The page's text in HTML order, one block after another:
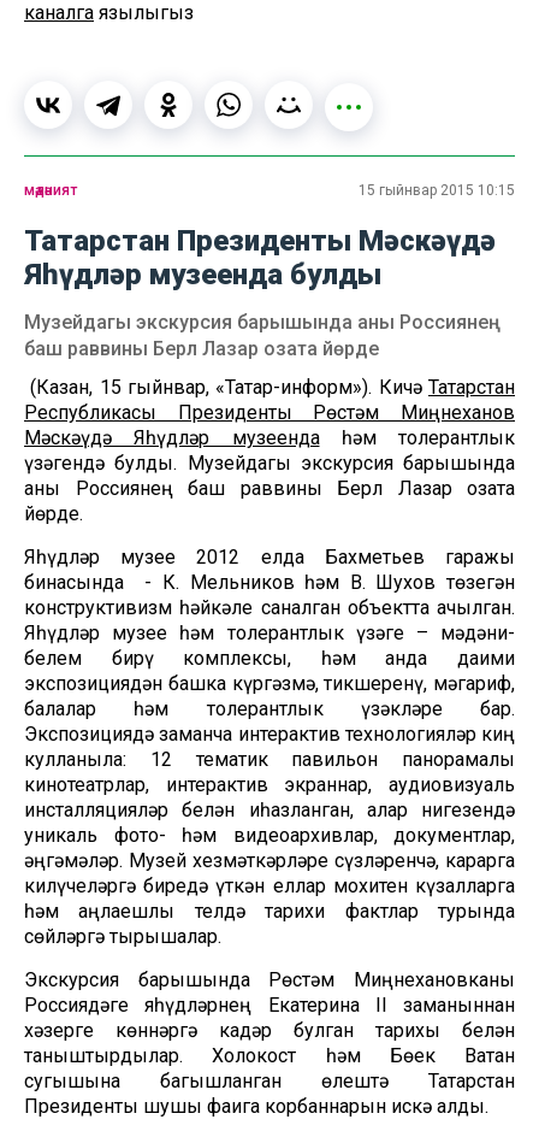
каналга язылыгыз
мәдәният 15 гыйнвар 2015 10:15
Татарстан Президенты Мәскәүдә
Яһүдләр музеенда булды
Музейдагы экскурсия барышында аны Россиянең
баш раввины Берл Лазар озата йөрде
(Казан, 15 гыйнвар, «Татар-информ»). Кичә Татарстан
Республикасы Президенты Рөстәм Миңнеханов
Мәскәүдә Яһүдләр музеендаһәм толерантлык
үзәгендә булды. Музейдагы экскурсия барышында
аны Россиянең баш раввины Берл Лазар озата
йөрде.
Яһүдләр музее 2012 елда Бахметьев гаражы
бинасында - К. Мельников һәм В. Шухов төзегән
конструктивизм һәйкәле саналган объектта ачылган.
Яһүдләр музее һәм толерантлык үзәге – мәдәни-
белем бирү комплексы, һәм анда даими
экспозициядән башка күргәзмә, тикшеренү, мәгариф,
балалар һәм толерантлык үзәкләре бар.
Экспозициядә заманча интерактив технологияләр киң
кулланыла: 12 тематик павильон панорамалы
кинотеатрлар, интерактив экраннар, аудиовизуаль
инсталляцияләр белән җиһазланган, алар нигезендә
уникаль фото- һәм видеоархивлар, документлар,
әңгәмәләр. Музей хезмәткәрләре сүзләренчә, карарга
килүчеләргә биредә үткән еллар мохитен күзалларга
һәм аңлаешлы телдә тарихи фактлар турында
сөйләргә тырышалар.
Экскурсия барышында Рөстәм Миңнехановканы
Россиядәге яһүдләрнең Екатерина II заманыннан
хәзерге көннәргә кадәр булган тарихы белән
таныштырдылар. Холокост һәм Бөек Ватан
сугышына багышланган өлештә Татарстан
Президенты шушы фаҗига корбаннарын искә алды.